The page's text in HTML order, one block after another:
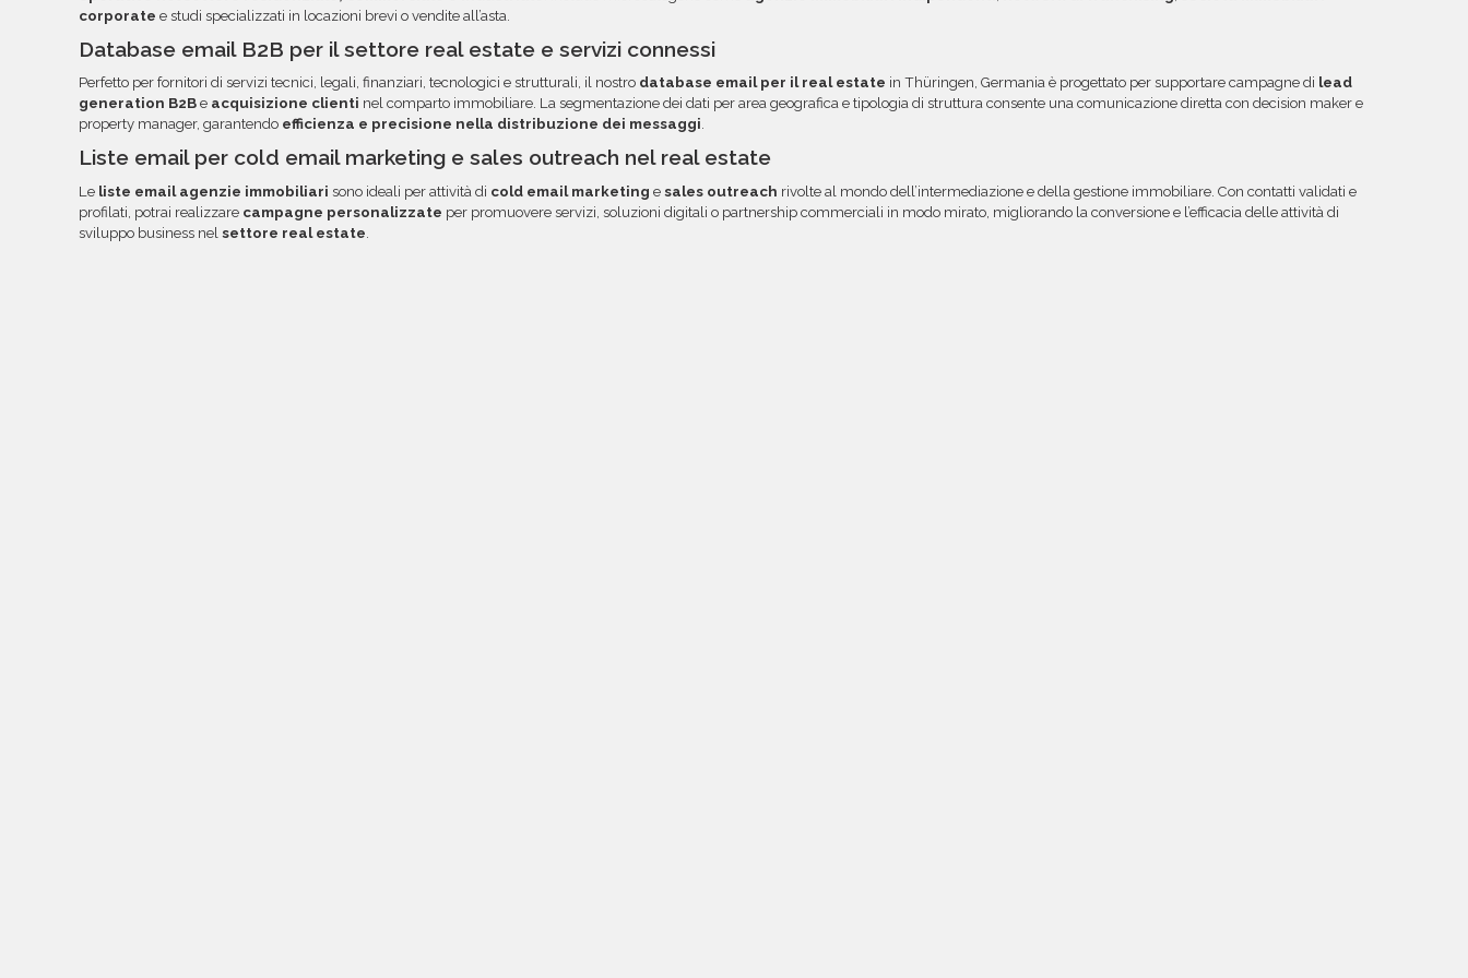
corporate e studi specializzati in locazioni brevi o vendite all’asta.
Database email B2B per il settore real estate e servizi connessi
Perfetto per fornitori di servizi tecnici, legali, finanziari, tecnologici e strutturali, il nostro database email per il real estate in Thüringen, Germania è progettato per supportare campagne di lead
generation B2B e acquisizione clienti nel comparto immobiliare. La segmentazione dei dati per area geografica e tipologia di struttura consente una comunicazione diretta con decision maker e
property manager, garantendo efficienza e precisione nella distribuzione dei messaggi.
Liste email per cold email marketing e sales outreach nel real estate
Le liste email agenzie immobiliari sono ideali per attività di cold email marketing e sales outreach rivolte al mondo dell’intermediazione e della gestione immobiliare. Con contatti validati e
profilati, potrai realizzare campagne personalizzate per promuovere servizi, soluzioni digitali o partnership commerciali in modo mirato, migliorando la conversione e l’efficacia delle attività di
sviluppo business nel settore real estate.